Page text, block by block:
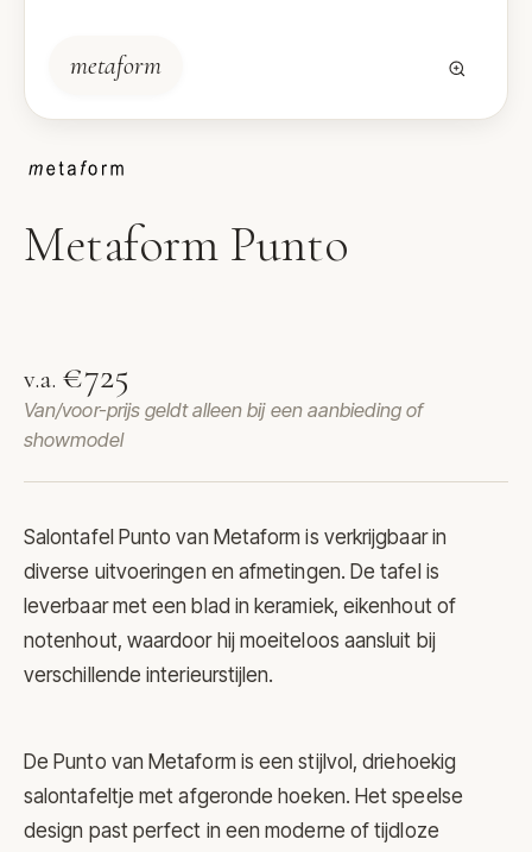
metaform
Metaform Punto
v.a. €725
Van/voor-prijs geldt alleen bij een aanbieding of
showmodel
Salontafel Punto van Metaform is verkrijgbaar in
diverse uitvoeringen en afmetingen. De tafel is
leverbaar met een blad in keramiek, eikenhout of
notenhout, waardoor hij moeiteloos aansluit bij
verschillende interieurstijlen.
De Punto van Metaform is een stijlvol, driehoekig
salontafeltje met afgeronde hoeken. Het speelse
design past perfect in een moderne of tijdloze